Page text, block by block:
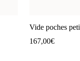
Vide poches
167,00€